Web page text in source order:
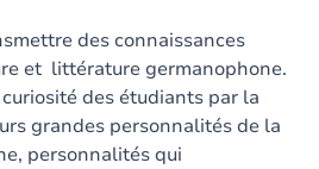
des connaissances
et littérature germanophone.
des étudiants par la
grandes personnalités de la
personnalités qui